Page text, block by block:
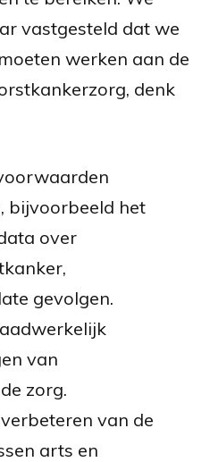
vastgesteld dat we
werken aan de
denk
bijvoorbeeld het
over
,
gevolgen.
van
zorg.
van de
arts en